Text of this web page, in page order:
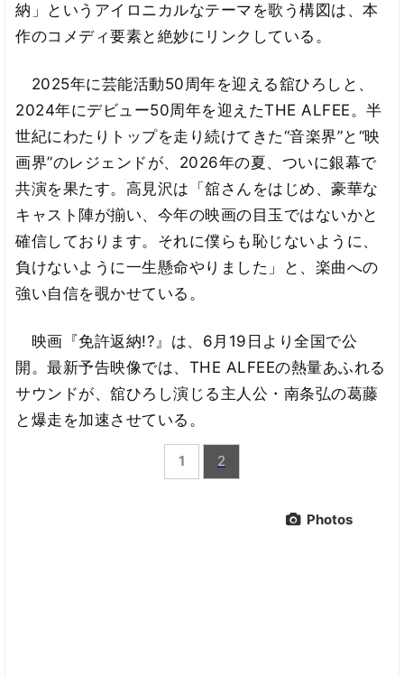
納」というアイロニカルなテーマを歌う構図は、本
作のコメディ要素と絶妙にリンクしている。
2025年に芸能活動50周年を迎える舘ひろしと、
2024年にデビュー50周年を迎えたTHE ALFEE。半
世紀にわたりトップを走り続けてきた“音楽界”と“映
画界”のレジェンドが、2026年の夏、ついに銀幕で
共演を果たす。高見沢は「舘さんをはじめ、豪華な
キャスト陣が揃い、今年の映画の目玉ではないかと
確信しております。それに僕らも恥じないように、
負けないように一生懸命やりました」と、楽曲への
強い自信を覗かせている。
映画『免許返納!?』は、6月19日より全国で公
開。最新予告映像では、THE ALFEEの熱量あふれる
サウンドが、舘ひろし演じる主人公・南条弘の葛藤
と爆走を加速させている。
1 2
Photos